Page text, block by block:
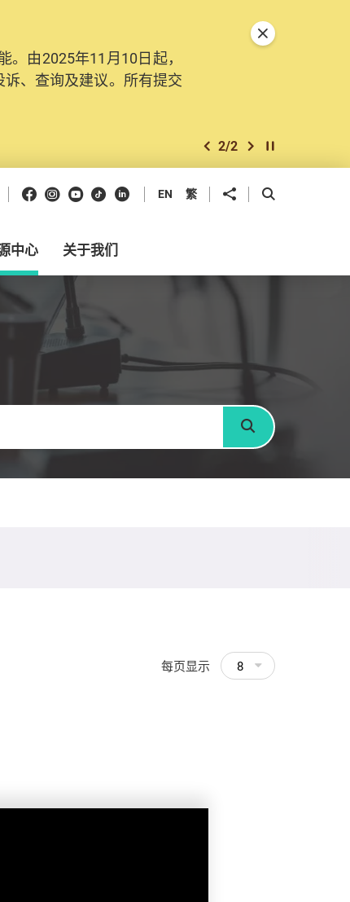
由2025年11月10日起，
、查询及建议。所有提交
上一个
2/2 下一个开始/暂停幻灯
关闭特別通告
Facebook
Instagram
Youtube
抖音领英 EN 繁 分享到 开启搜寻框
中心 关于我们
搜寻
每页显示 8